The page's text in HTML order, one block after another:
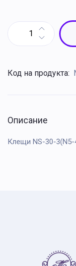
Код на продукта:
Описание
Клещи NS-30-3(N5-